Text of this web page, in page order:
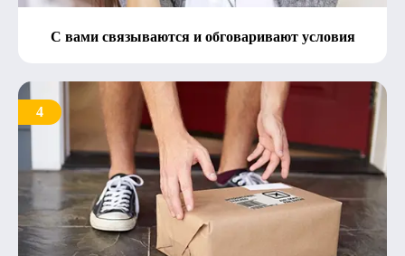
С вами связываются и обговаривают условия
4